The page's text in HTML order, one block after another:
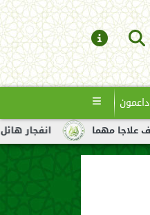
داعمون
انفجار هائل لناقلة نفط